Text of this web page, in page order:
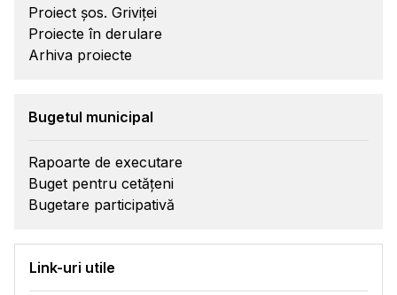
Proiect șos. Griviței
Proiecte în derulare
Arhiva proiecte
Bugetul municipal
Rapoarte de executare
Buget pentru cetățeni
Bugetare participativă
Link-uri utile